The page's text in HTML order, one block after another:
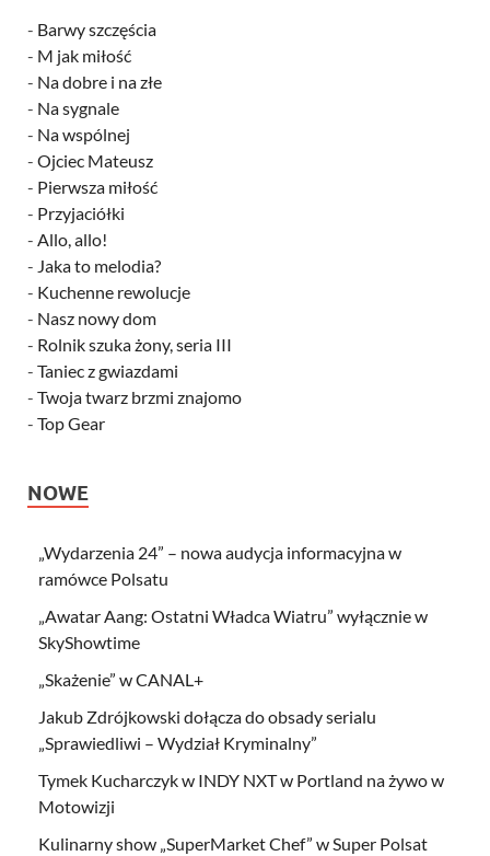
- Barwy szczęścia
- M jak miłość
- Na dobre i na złe
- Na sygnale
- Na wspólnej
- Ojciec Mateusz
- Pierwsza miłość
- Przyjaciółki
- Allo, allo!
- Jaka to melodia?
- Kuchenne rewolucje
- Nasz nowy dom
- Rolnik szuka żony, seria III
- Taniec z gwiazdami
- Twoja twarz brzmi znajomo
- Top Gear
NOWE
„Wydarzenia 24” – nowa audycja informacyjna w
ramówce Polsatu
„Awatar Aang: Ostatni Władca Wiatru” wyłącznie w
SkyShowtime
„Skażenie” w CANAL+
Jakub Zdrójkowski dołącza do obsady serialu
„Sprawiedliwi – Wydział Kryminalny”
Tymek Kucharczyk w INDY NXT w Portland na żywo w
Motowizji
Kulinarny show „SuperMarket Chef” w Super Polsat